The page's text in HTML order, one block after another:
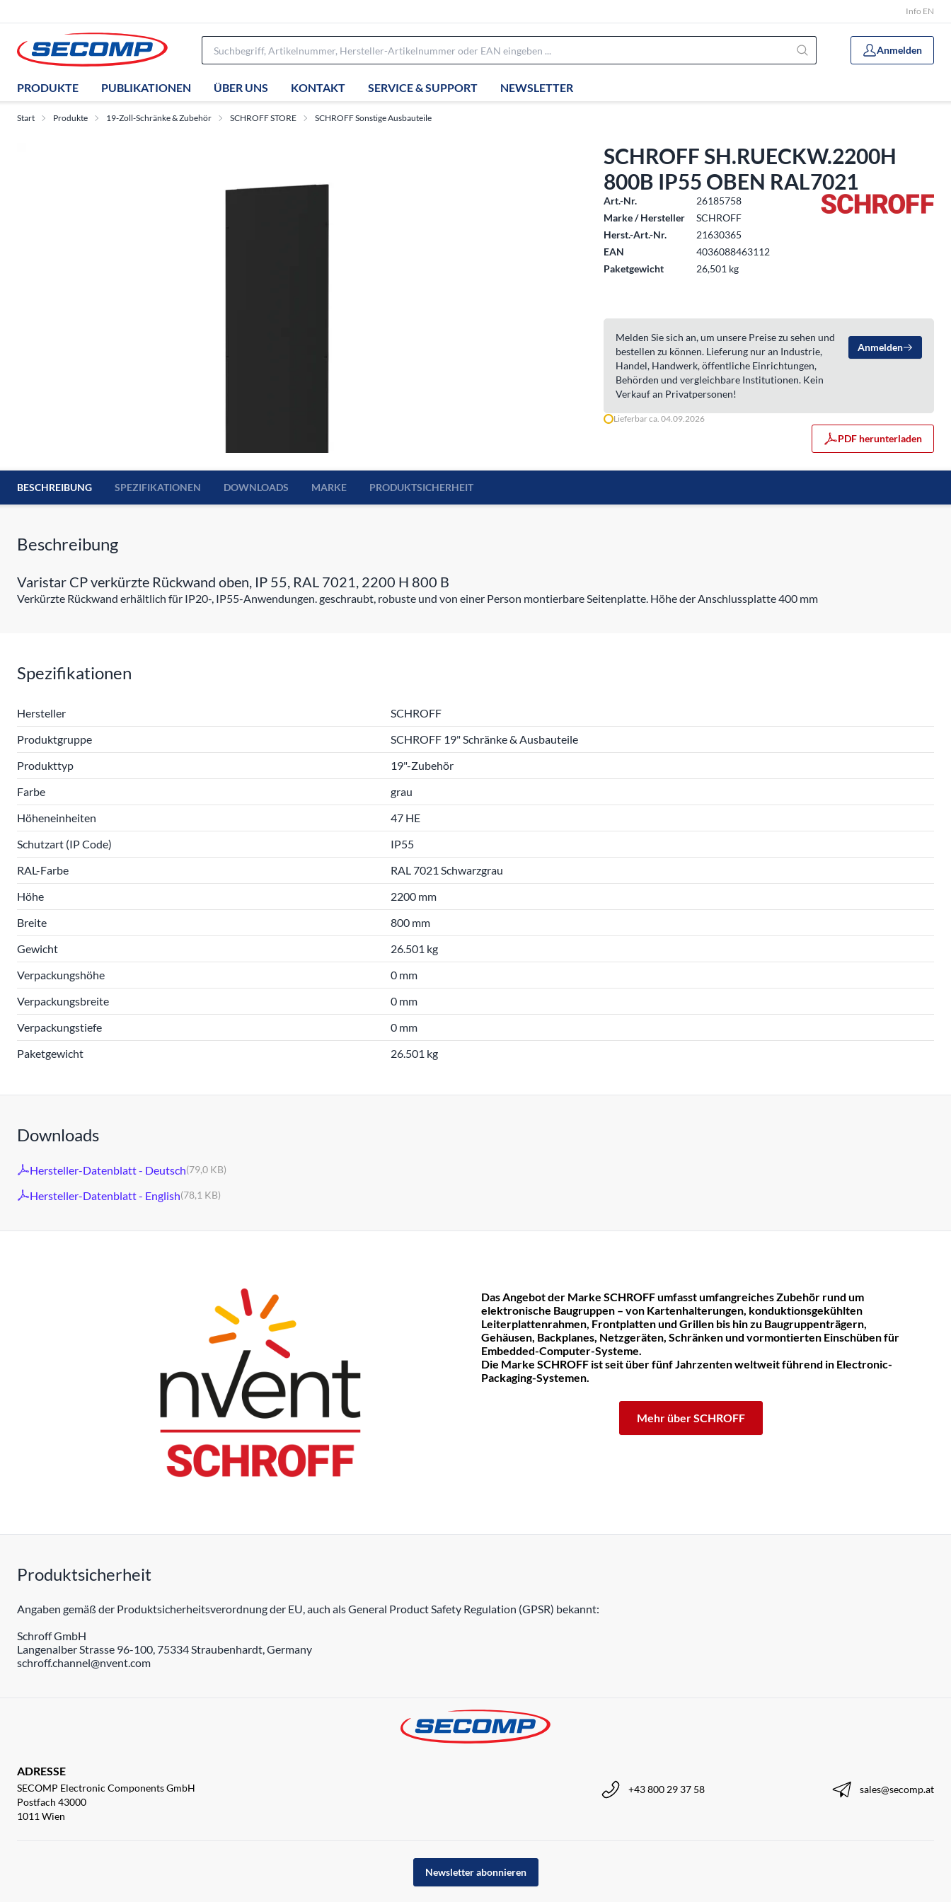
Info EN
Anmelden
PRODUKTE PUBLIKATIONEN ÜBER UNS KONTAKT SERVICE & SUPPORT NEWSLETTER
Start Produkte 19-Zoll-Schränke & Zubehör SCHROFF STORE SCHROFF Sonstige Ausbauteile
SCHROFF SH.RUECKW.2200H
800B IP55 OBEN RAL7021
Art.-Nr.
26185758
Marke / Hersteller
SCHROFF
Herst.-Art.-Nr.
21630365
EAN
4036088463112
Paketgewicht
26,501 kg
Melden Sie sich an, um unsere Preise zu sehen und
bestellen zu können. Lieferung nur an Industrie,
Handel, Handwerk, öffentliche Einrichtungen,
Behörden und vergleichbare Institutionen. Kein
Verkauf an Privatpersonen!
Anmelden
Lieferbar ca. 04.09.2026
PDF herunterladen
BESCHREIBUNG SPEZIFIKATIONEN DOWNLOADS MARKE PRODUKTSICHERHEIT
Beschreibung
Varistar CP verkürzte Rückwand oben, IP 55, RAL 7021, 2200 H 800 B
Verkürzte Rückwand erhältlich für IP20-, IP55-Anwendungen. geschraubt, robuste und von einer Person montierbare Seitenplatte. Höhe der Anschlussplatte 400 mm
Spezifikationen
Hersteller
SCHROFF
Produktgruppe
SCHROFF 19" Schränke & Ausbauteile
Produkttyp
19"-Zubehör
Farbe
grau
Höheneinheiten
47 HE
Schutzart (IP Code)
IP55
RAL-Farbe
RAL 7021 Schwarzgrau
Höhe
2200 mm
Breite
800 mm
Gewicht
26.501 kg
Verpackungshöhe
0 mm
Verpackungsbreite
0 mm
Verpackungstiefe
0 mm
Paketgewicht
26.501 kg
Downloads
Hersteller-Datenblatt - Deutsch(79,0 KB)
Hersteller-Datenblatt - English(78,1 KB)
Das Angebot der Marke SCHROFF umfasst umfangreiches Zubehör rund um
elektronische Baugruppen – von Kartenhalterungen, konduktionsgekühlten
Leiterplattenrahmen, Frontplatten und Grillen bis hin zu Baugruppenträgern,
Gehäusen, Backplanes, Netzgeräten, Schränken und vormontierten Einschüben für
Embedded-Computer-Systeme.
Die Marke SCHROFF ist seit über fünf Jahrzenten weltweit führend in Electronic-
Packaging-Systemen.
Mehr über SCHROFF
Produktsicherheit
Angaben gemäß der Produktsicherheitsverordnung der EU, auch als General Product Safety Regulation (GPSR) bekannt:
Schroff GmbH
Langenalber Strasse 96-100, 75334 Straubenhardt, Germany
schroff.channel@nvent.com
ADRESSE
SECOMP Electronic Components GmbH
Postfach 43000
1011 Wien
+43 800 29 37 58 sales@secomp.at
Newsletter abonnieren